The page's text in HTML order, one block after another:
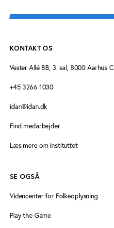
KONTAKT OS
Vester Allé 8B, 3. sal, 8000 Aarhus C
+45 3266 1030
idan@idan.dk
Find medarbejder
Læs mere om instituttet
SE OGSÅ
Videncenter for Folkeoplysning
Play the Game